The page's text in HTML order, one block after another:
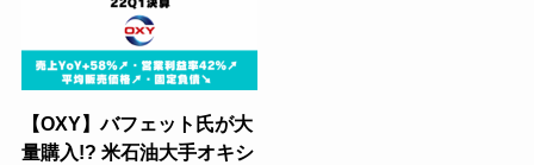
【OXY】バフェット氏が大
量購入!? 米石油大手オキシ